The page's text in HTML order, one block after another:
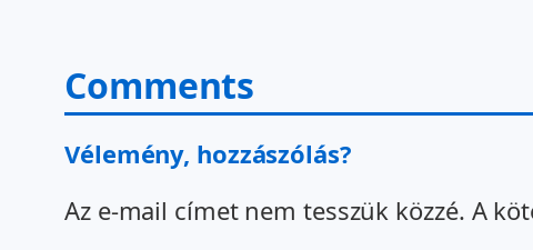
Comments
Vélemény, hozzászólás?
Az e-mail címet nem tesszük közzé. A